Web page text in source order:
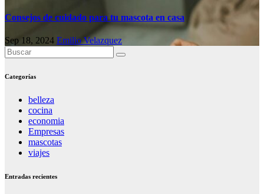
Consejos de cuidado para tu mascota en casa
Sep 18, 2024 Emilio Velazquez
Categorías
belleza
cocina
economia
Empresas
mascotas
viajes
Entradas recientes